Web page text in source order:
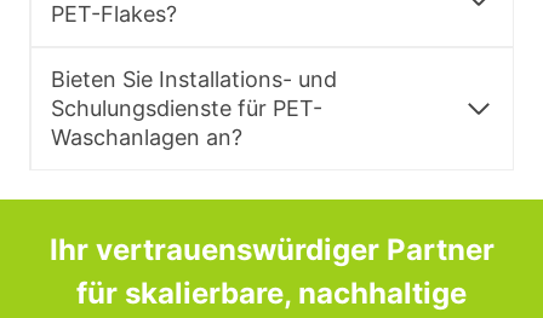
PET-Flakes?
Bieten Sie Installations- und
Schulungsdienste für PET-
Waschanlagen an?
Ihr vertrauenswürdiger Partner
für skalierbare, nachhaltige